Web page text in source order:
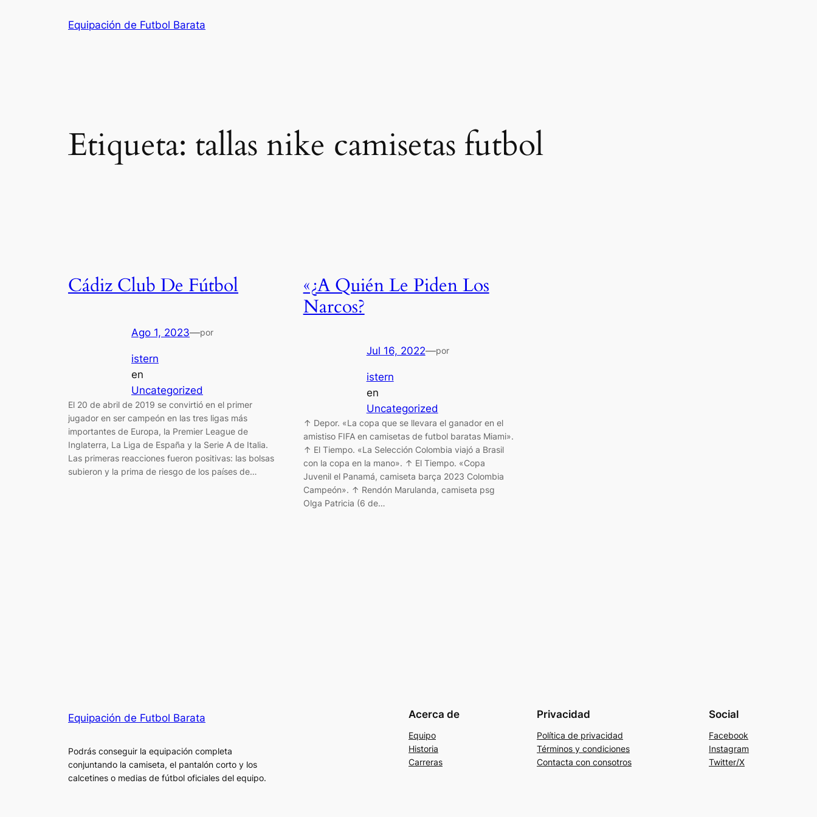
Equipación de Futbol Barata
Etiqueta: tallas nike camisetas futbol
Cádiz Club De Fútbol
Ago 1, 2023—por
istern
en
Uncategorized
El 20 de abril de 2019 se convirtió en el primer
jugador en ser campeón en las tres ligas más
importantes de Europa, la Premier League de
Inglaterra, La Liga de España y la Serie A de Italia.
Las primeras reacciones fueron positivas: las bolsas
subieron y la prima de riesgo de los países de…
«¿A Quién Le Piden Los
Narcos?
Jul 16, 2022—por
istern
en
Uncategorized
↑ Depor. «La copa que se llevara el ganador en el
amistiso FIFA en camisetas de futbol baratas Miami».
↑ El Tiempo. «La Selección Colombia viajó a Brasil
con la copa en la mano». ↑ El Tiempo. «Copa
Juvenil el Panamá, camiseta barça 2023 Colombia
Campeón». ↑ Rendón Marulanda, camiseta psg
Olga Patricia (6 de…
Equipación de Futbol Barata
Podrás conseguir la equipación completa
conjuntando la camiseta, el pantalón corto y los
calcetines o medias de fútbol oficiales del equipo.
Acerca de
Equipo
Historia
Carreras
Privacidad
Política de privacidad
Términos y condiciones
Contacta con consotros
Social
Facebook
Instagram
Twitter/X